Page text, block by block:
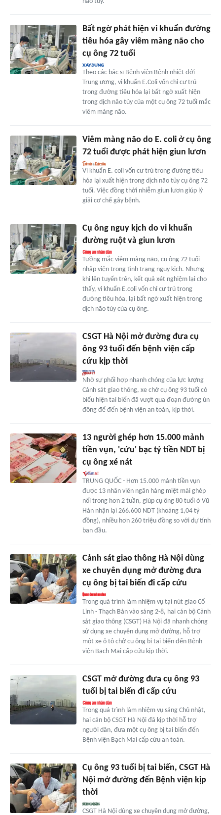
Bất ngờ phát hiện vi khuẩn đường
tiêu hóa gây viêm màng não cho
cụ ông 72 tuổi
Theo các bác sĩ Bệnh viện Bệnh nhiệt đới
Trung ương, vi khuẩn E.Coli vốn chỉ cư trú
trong đường tiêu hóa lại bất ngờ xuất hiện
trong dịch não tủy của một cụ ông 72 tuổi mắc
viêm màng não.
Viêm màng não do E. coli ở cụ ông
72 tuổi được phát hiện giun lươn
Vi khuẩn E. coli vốn cư trú trong đường tiêu
hóa lại xuất hiện trong dịch não tủy cụ ông 72
tuổi. Việc đồng thời nhiễm giun lươn giúp lý
giải cơ chế gây bệnh.
Cụ ông nguy kịch do vi khuẩn
đường ruột và giun lươn
Tưởng mắc viêm màng não, cụ ông 72 tuổi
nhập viện trong tình trạng nguy kịch. Nhưng
khi lên tuyến trên, kết quả xét nghiệm lại cho
thấy, vi khuẩn E.coli vốn chỉ cư trú trong
đường tiêu hóa, lại bất ngờ xuất hiện trong
dịch não tủy của cụ ông.
CSGT Hà Nội mở đường đưa cụ
ông 93 tuổi đến bệnh viện cấp
cứu kịp thời
Nhờ sự phối hợp nhanh chóng của lực lượng
Cảnh sát giao thông, xe chở cụ ông 93 tuổi có
biểu hiện tai biến đã vượt qua đoạn đường ùn
đông để đến bệnh viện an toàn, kịp thời.
13 người ghép hơn 15.000 mảnh
tiền vụn, 'cứu' bạc tỷ tiền NDT bị
cụ ông xé nát
TRUNG QUỐC - Hơn 15.000 mảnh tiền vụn
được 13 nhân viên ngân hàng miệt mài ghép
nối trong hơn 2 tuần, giúp cụ ông 80 tuổi ở Vũ
Hán nhận lại 266.600 NDT (khoảng 1,04 tỷ
đồng), nhiều hơn 260 triệu đồng so với dự tính
ban đầu.
Cảnh sát giao thông Hà Nội dùng
xe chuyên dụng mở đường đưa
cụ ông bị tai biến đi cấp cứu
Trong quá trình làm nhiệm vụ tại nút giao Cổ
Linh - Thạch Bàn vào sáng 2-8, hai cán bộ Cảnh
sát giao thông (CSGT) Hà Nội đã nhanh chóng
sử dụng xe chuyên dụng mở đường, hỗ trợ
một xe ô tô chở cụ ông bị tai biến đến Bệnh
viện Bạch Mai cấp cứu kịp thời.
CSGT mở đường đưa cụ ông 93
tuổi bị tai biến đi cấp cứu
Trong quá trình làm nhiệm vụ sáng Chủ nhật,
hai cán bộ CSGT Hà Nội đã kịp thời hỗ trợ
người dân, đưa một cụ ông bị tai biến đến
Bệnh viện Bạch Mai cấp cứu an toàn.
Cụ ông 93 tuổi bị tai biến, CSGT Hà
Nội mở đường đến Bệnh viện kịp
thời
CSGT Hà Nội dùng xe chuyên dụng mở đường,